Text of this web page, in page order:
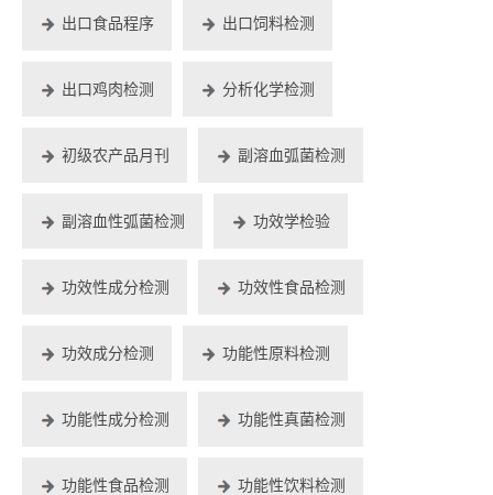
出口食品程序 出口饲料检测
出口鸡肉检测 分析化学检测
初级农产品月刊 副溶血弧菌检测
副溶血性弧菌检测 功效学检验
功效性成分检测 功效性食品检测
功效成分检测 功能性原料检测
功能性成分检测 功能性真菌检测
功能性食品检测 功能性饮料检测